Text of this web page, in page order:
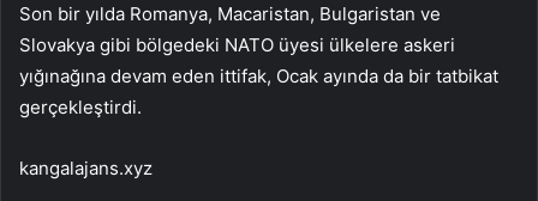
Son bir yılda Romanya, Macaristan, Bulgaristan ve
Slovakya gibi bölgedeki NATO üyesi ülkelere askeri
yığınağına devam eden ittifak, Ocak ayında da bir tatbikat
gerçekleştirdi.
kangalajans.xyz